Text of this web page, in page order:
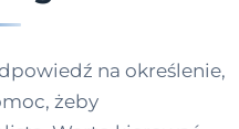
na określenie,
żeby